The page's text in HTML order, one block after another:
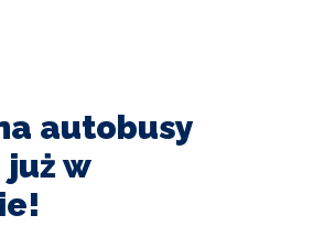
autobusy
już w